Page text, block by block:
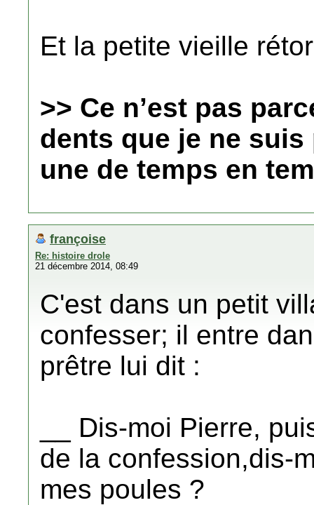
Et la petite vieille
>> Ce n’est pas
dents que je ne suis
une de temps en
françoise
Re: histoire drole
21 décembre 2014, 08:49
C'est dans un petit
confesser; il entre
prêtre lui dit :
__ Dis-moi Pierre,
de la confession,dis-
mes poules ?